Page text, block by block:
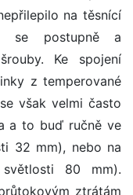
na těsnící
se postupně a
Ke spojení
z temperované
však velmi často
a to buď ručně ve
32 mm), nebo na
80 mm).
ztrátám